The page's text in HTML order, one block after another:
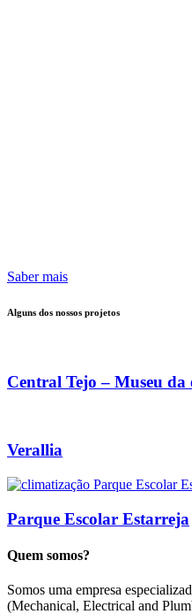
Saber mais
Alguns dos nossos projetos
Central Tejo – Museu da
Verallia
Parque Escolar Estarreja
Quem somos?
Somos uma empresa
(Mechanical, Electrical and